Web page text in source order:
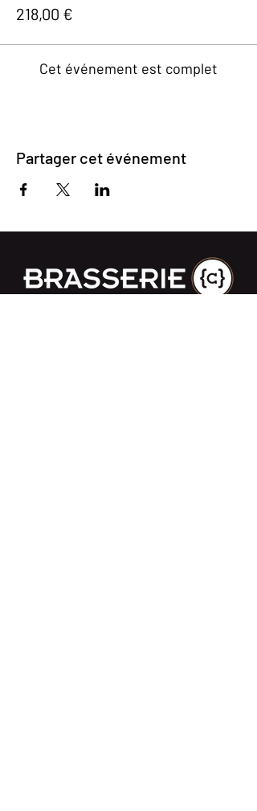
218,00 €
Cet événement est complet
Partager cet événement